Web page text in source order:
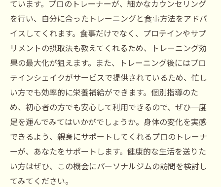
ています。プロのトレーナーが、細かなカウンセリング
を行い、自分に合ったトレーニングと食事方法をアドバ
イスしてくれます。食事だけでなく、プロテインやサプ
リメントの摂取法も教えてくれるため、トレーニング効
果の最大化が狙えます。また、トレーニング後にはプロ
テインシェイクがサービスで提供されているため、忙し
い方でも効率的に栄養補給ができます。個別指導のた
め、初心者の方でも安心して利用できるので、ぜひ一度
足を運んでみてはいかがでしょうか。身体の変化を実感
できるよう、親身にサポートしてくれるプロのトレーナ
ーが、あなたをサポートします。健康的な生活を送りた
い方はぜひ、この機会にパーソナルジムの訪問を検討し
てみてください。